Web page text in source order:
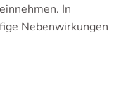
In
Nebenwirkungen